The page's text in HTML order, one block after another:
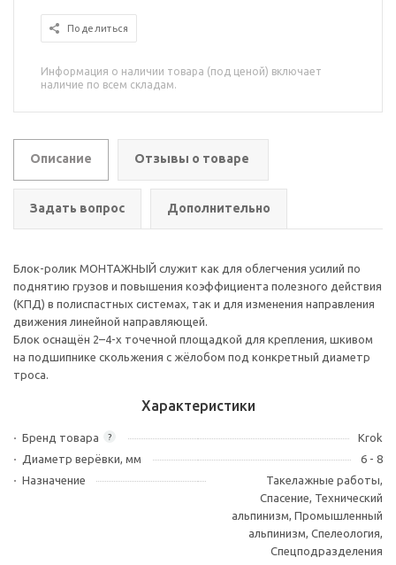
Поделиться
Информация о наличии товара (под ценой) включает
наличие по всем складам.
Описание Отзывы о товаре
Задать вопрос Дополнительно
Блок-ролик МОНТАЖНЫЙ служит как для облегчения усилий по
поднятию грузов и повышения коэффициента полезного действия
(КПД) в полиспастных системах, так и для изменения направления
движения линейной направляющей.
Блок оснащён 2–4-х точечной площадкой для крепления, шкивом
на подшипнике скольжения с жёлобом под конкретный диаметр
троса.
Характеристики
?
Бренд товара
Krok
Диаметр верёвки, мм
6 - 8
Назначение
Такелажные работы,
Спасение, Технический
альпинизм, Промышленный
альпинизм, Спелеология,
Спецподразделения